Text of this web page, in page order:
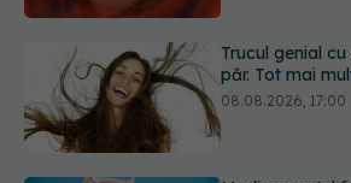
Medicamentul